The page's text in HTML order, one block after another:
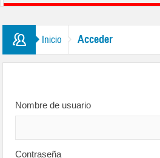
Inicio Acceder
Nombre de usuario
Contraseña